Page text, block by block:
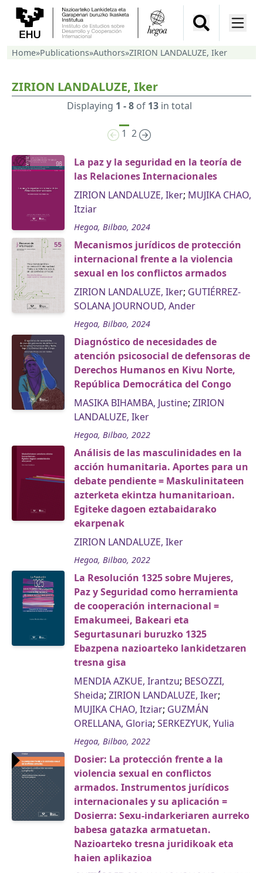
Home»Publications»Authors»ZIRION LANDALUZE, Iker
ZIRION LANDALUZE, Iker
Displaying 1 - 8of 13in total
1 2
La paz y la seguridad en la teoría de
las Relaciones Internacionales
ZIRION LANDALUZE, Iker; MUJIKA CHAO,
Itziar
Hegoa, Bilbao, 2024
Mecanismos jurídicos de protección
internacional frente a la violencia
sexual en los conflictos armados
ZIRION LANDALUZE, Iker; GUTIÉRREZ-
SOLANA JOURNOUD, Ander
Hegoa, Bilbao, 2024
Diagnóstico de necesidades de
atención psicosocial de defensoras de
Derechos Humanos en Kivu Norte,
República Democrática del Congo
MASIKA BIHAMBA, Justine; ZIRION
LANDALUZE, Iker
Hegoa, Bilbao, 2022
Análisis de las masculinidades en la
acción humanitaria. Aportes para un
debate pendiente = Maskulinitateen
azterketa ekintza humanitarioan.
Egiteke dagoen eztabaidarako
ekarpenak
ZIRION LANDALUZE, Iker
Hegoa, Bilbao, 2022
La Resolución 1325 sobre Mujeres,
Paz y Seguridad como herramienta
de cooperación internacional =
Emakumeei, Bakeari eta
Segurtasunari buruzko 1325
Ebazpena nazioarteko lankidetzaren
tresna gisa
MENDIA AZKUE, Irantzu; BESOZZI,
Sheida; ZIRION LANDALUZE, Iker;
MUJIKA CHAO, Itziar; GUZMÁN
ORELLANA, Gloria; SERKEZYUK, Yulia
Hegoa, Bilbao, 2022
Dosier: La protección frente a la
violencia sexual en conflictos
armados. Instrumentos jurídicos
internacionales y su aplicación =
Dosierra: Sexu-indarkeriaren aurreko
babesa gatazka armatuetan.
Nazioarteko tresna juridikoak eta
haien aplikazioa